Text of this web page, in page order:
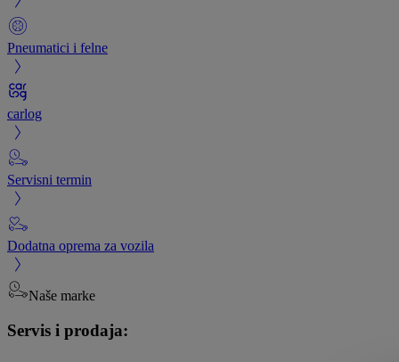
Pneumatici i felne
carlog
Servisni termin
Dodatna oprema za vozila
Naše marke
Servis i prodaja: